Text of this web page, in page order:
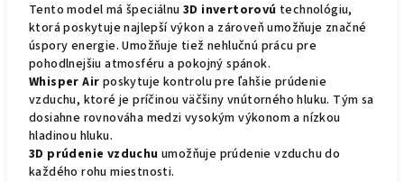
Tento model má špeciálnu 3D invertorovú technológiu,
ktorá poskytuje najlepší výkon a zároveň umožňuje značné
úspory energie. Umožňuje tiež nehlučnú prácu pre
pohodlnejšiu atmosféru a pokojný spánok.
Whisper Air poskytuje kontrolu pre ľahšie prúdenie
vzduchu, ktoré je príčinou väčšiny vnútorného hluku. Tým sa
dosiahne rovnováha medzi vysokým výkonom a nízkou
hladinou hluku.
3D prúdenie vzduchu umožňuje prúdenie vzduchu do
každého rohu miestnosti.